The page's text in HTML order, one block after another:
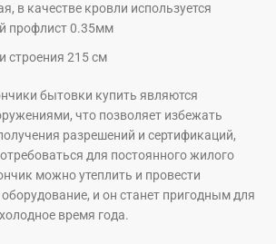
в качестве кровли используется
профлист 0.35мм
строения 215 см
бытовки купить являются
что позволяет избежать
разрешений и сертификаций,
для постоянного жилого
можно утеплить и провести
и он станет пригодным для
время года.